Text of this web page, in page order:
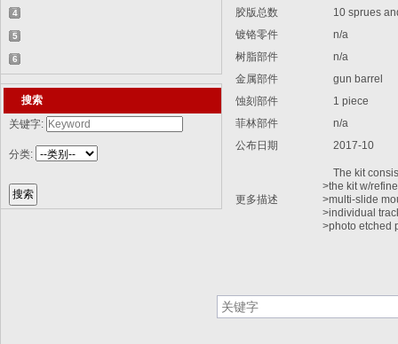
82...
【2018-08-31】中国ZTL-11轮式装甲突击
车 ...
4
【2015-12-31】加拿大豹2A4M主战坦克
8386...
5
【2014-12-10】俄罗斯KrAZ-255B军用卡
车85...
6
【2014-12-10】以色列阿奇扎里特装甲运
兵...搜索
关键字:
分类:
胶版总数
10 sprues
镀铬零件
n/a
树脂部件
n/a
金属部件
gun barrel
蚀刻部件
1 piece
菲林部件
n/a
公布日期
2017-10
更多描述
The kit
>the kit w/
>multi-slide
>individual
>photo etched